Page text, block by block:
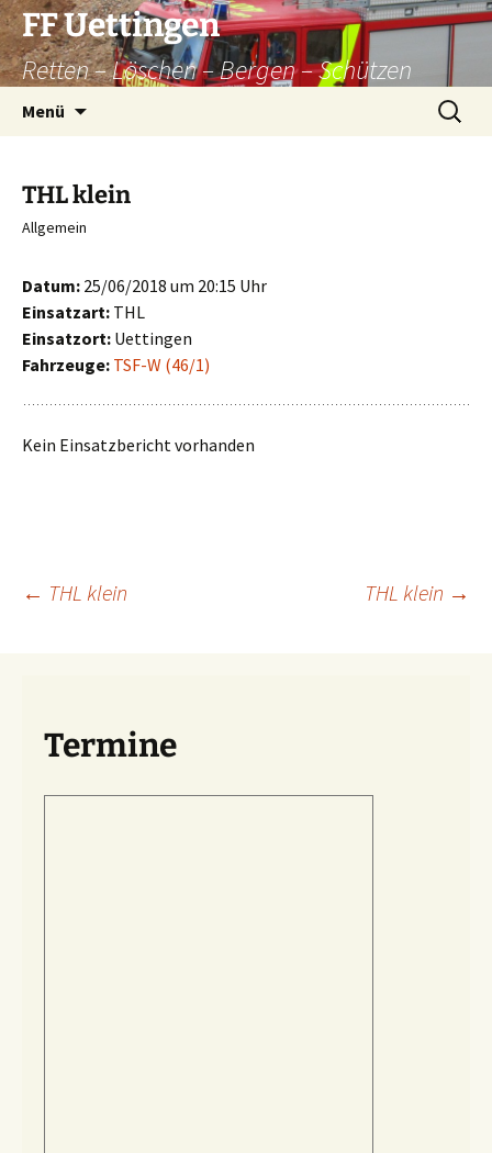
Zum
Inhalt
springen
FF Uettingen
Retten – Löschen – Bergen – Schützen
Menü
Suchen
nach:
THL klein
Allgemein
Datum: 25/06/2018 um 20:15 Uhr
Einsatzart: THL
Einsatzort: Uettingen
Fahrzeuge: TSF-W (46/1)
Kein Einsatzbericht vorhanden
Beitragsnavigation
← THL klein THL klein →
Termine